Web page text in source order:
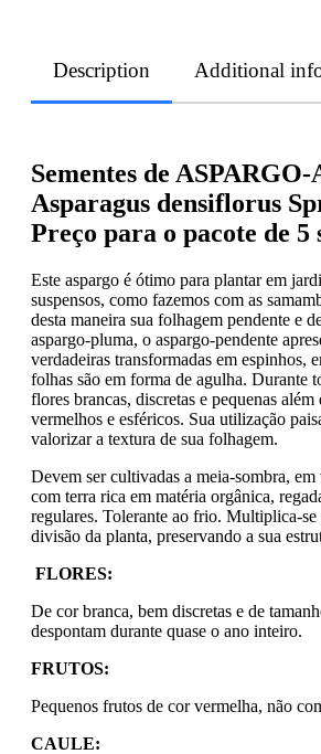
Description Additional
Sementes de
Asparagus densiflorus
Preço para o pacote de 5
Este aspargo é ótimo para plantar em
suspensos, como fazemos com as
desta maneira sua folhagem pendente e
aspargo-pluma, o aspargo-pendente
verdadeiras transformadas em espinhos,
folhas são em forma de agulha. Durante
flores brancas, discretas e pequenas
vermelhos e esféricos. Sua utilização
valorizar a textura de sua folhagem.
Devem ser cultivadas a meia-sombra,
com terra rica em matéria orgânica,
regulares. Tolerante ao frio. Multiplica-se
divisão da planta, preservando a sua
FLORES:
De cor branca, bem discretas e de
despontam durante quase o ano inteiro.
FRUTOS:
Pequenos frutos de cor vermelha, não
CAULE: